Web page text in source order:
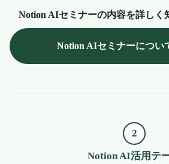
Notion AIセミナーの内容を詳しく
Notion AIセミナーについ
2
Notion AI活用テ